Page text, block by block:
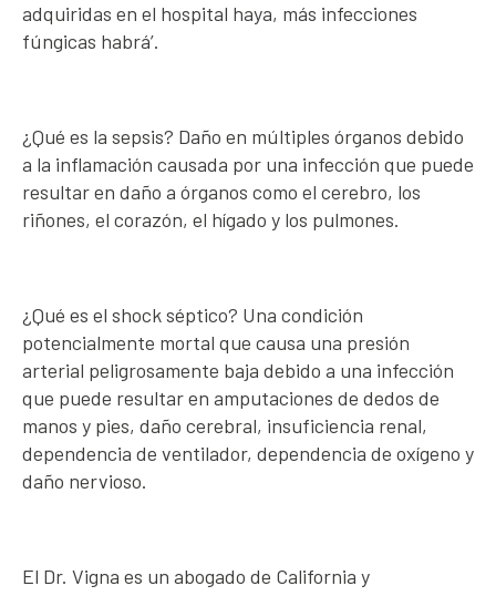
adquiridas en el hospital haya, más infecciones
fúngicas habrá’.
¿Qué es la sepsis? Daño en múltiples órganos debido
a la inflamación causada por una infección que puede
resultar en daño a órganos como el cerebro, los
riñones, el corazón, el hígado y los pulmones.
¿Qué es el shock séptico? Una condición
potencialmente mortal que causa una presión
arterial peligrosamente baja debido a una infección
que puede resultar en amputaciones de dedos de
manos y pies, daño cerebral, insuficiencia renal,
dependencia de ventilador, dependencia de oxígeno y
daño nervioso.
El Dr. Vigna es un abogado de California y